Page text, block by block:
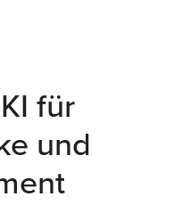
für
und